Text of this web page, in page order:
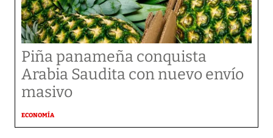
Piña panameña conquista
Arabia Saudita con nuevo envío
masivo
ECONOMÍA